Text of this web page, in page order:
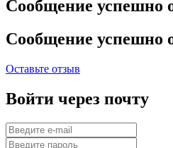
Сообщение успешно
Сообщение успешно
Оставьте отзыв
Войти через почту